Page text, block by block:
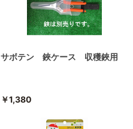
サボテン 鋏ケース 収穫鋏用
￥1,380